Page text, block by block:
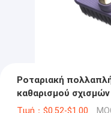
Ροταριακή
καθαρισμού σχισμών
Τιμή：$0.52-$1.00